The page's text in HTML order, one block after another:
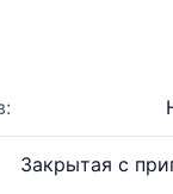
Закрытая с